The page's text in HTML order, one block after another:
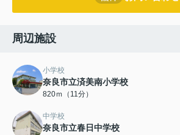
周辺施設
小学校
奈良市立済美南小学校
820ｍ（11分）
中学校
奈良市立春日中学校